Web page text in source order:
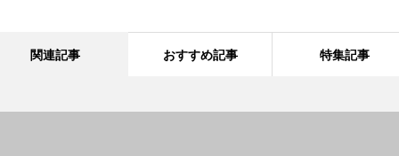
関連記事 おすすめ記事 特集記事